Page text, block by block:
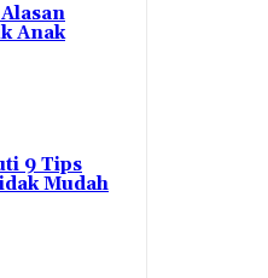
Anak
9 Tips
Mudah